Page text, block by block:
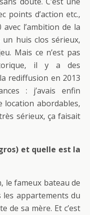
points d’action etc.,
l’ambition de la
un huis clos sérieux,
Mais ce n’est pas
il y a des
rediffusion en 2013
: j’avais enfin
location abordables,
sérieux, ça faisait
et quelle est la
le fameux bateau de
les appartements du
de sa mère. Et c’est